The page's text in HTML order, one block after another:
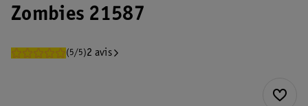
Zombies 21587
(5/5)2 avis